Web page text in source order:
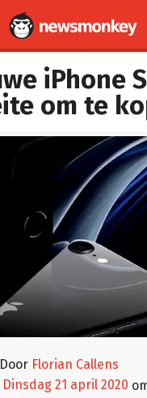
iPhone
om te
door Florian Callens
dinsdag 21 april 2020